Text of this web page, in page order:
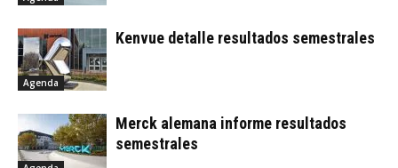
Agenda
Kenvue detalle resultados semestrales
Merck alemana informe resultados
semestrales